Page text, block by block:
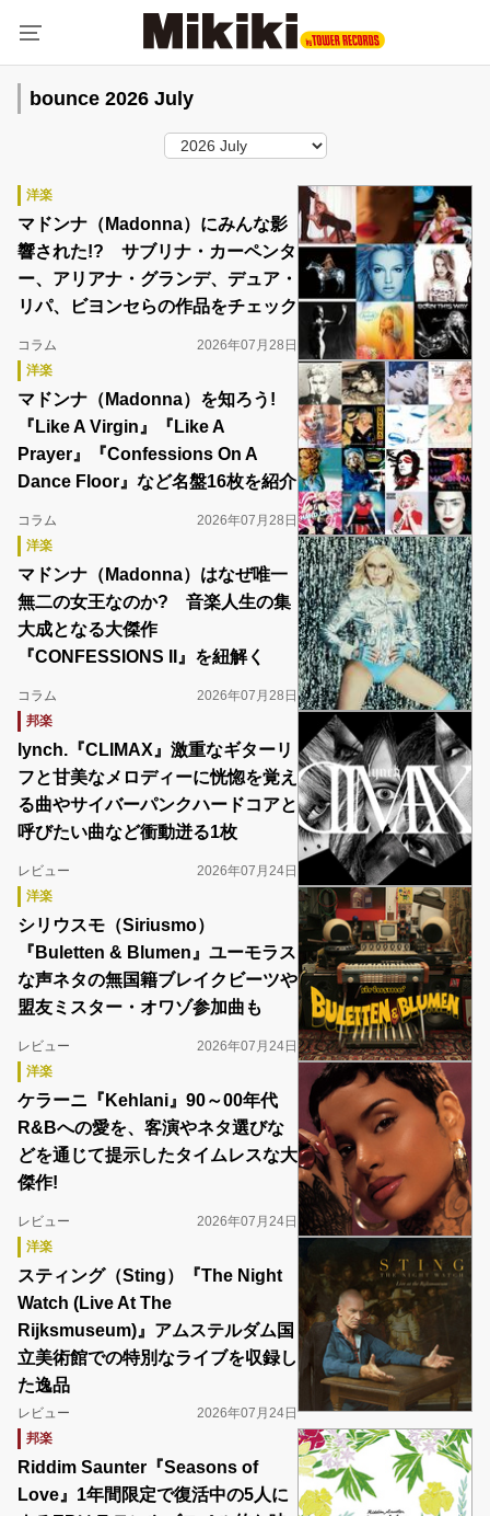
bounce 2026 July
洋楽
マドンナ（Madonna）にみんな影
響された!? サブリナ・カーペンタ
ー、アリアナ・グランデ、デュア・
リパ、ビヨンセらの作品をチェック
コラム
2026年07月28日
洋楽
マドンナ（Madonna）を知ろう!
『Like A Virgin』『Like A
Prayer』『Confessions On A
Dance Floor』など名盤16枚を紹介
コラム
2026年07月28日
洋楽
マドンナ（Madonna）はなぜ唯一
無二の女王なのか? 音楽人生の集
大成となる大傑作
『CONFESSIONS II』を紐解く
コラム
2026年07月28日
邦楽
lynch.『CLIMAX』激重なギターリ
フと甘美なメロディーに恍惚を覚え
る曲やサイバーパンクハードコアと
呼びたい曲など衝動迸る1枚
レビュー
2026年07月24日
洋楽
シリウスモ（Siriusmo）
『Buletten & Blumen』ユーモラス
な声ネタの無国籍ブレイクビーツや
盟友ミスター・オワゾ参加曲も
レビュー
2026年07月24日
洋楽
ケラーニ『Kehlani』90～00年代
R&Bへの愛を、客演やネタ選びな
どを通じて提示したタイムレスな大
傑作!
レビュー
2026年07月24日
洋楽
スティング（Sting）『The Night
Watch (Live At The
Rijksmuseum)』アムステルダム国
立美術館での特別なライブを収録し
た逸品
レビュー
2026年07月24日
邦楽
Riddim Saunter『Seasons of
Love』1年間限定で復活中の5人に